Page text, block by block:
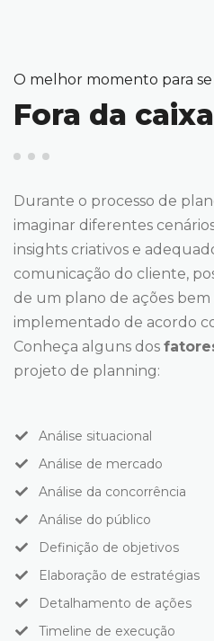
O melhor momento para
Fora da caixa
Durante o processo de
imaginar diferentes
insights criativos e
comunicação do cliente,
de um plano de ações
implementado de acordo
Conheça alguns dos
projeto de planning:
Análise situacional
Análise de mercado
Análise da concorrência
Análise do público
Definição de objetivos
Elaboração de estratégias
Detalhamento de ações
Timeline de execução